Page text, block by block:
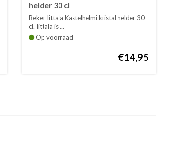
helder 30 cl
Beker Iittala Kastelhelmi kristal helder 30
cl. Iittala is ...
Op voorraad
€14,95